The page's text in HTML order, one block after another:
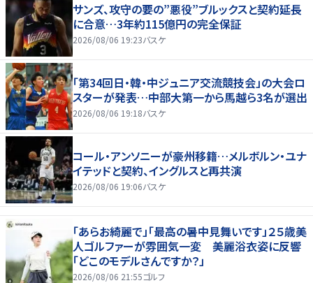
サンズ、攻守の要の”悪役”ブルックスと契約延長
に合意…3年約115億円の完全保証
2026/08/06 19:23バスケ
「第34回日・韓・中ジュニア交流競技会」の大会ロ
スターが発表…中部大第一から馬越ら3名が選出
2026/08/06 19:18バスケ
コール・アンソニーが豪州移籍…メルボルン・ユナ
イテッドと契約、イングルスと再共演
2026/08/06 19:06バスケ
「あらお綺麗で」「最高の暑中見舞いです」２５歳美
人ゴルファーが雰囲気一変 美麗浴衣姿に反響
「どこのモデルさんですか？」
2026/08/06 21:55ゴルフ